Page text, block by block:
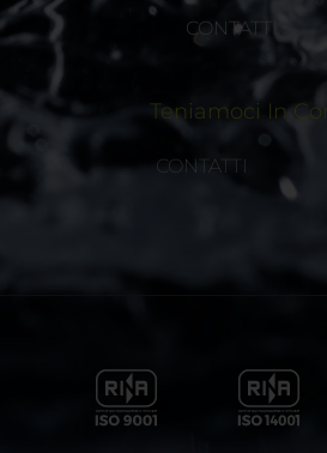
CONTATTI
Teniamoci In
CONTATTI